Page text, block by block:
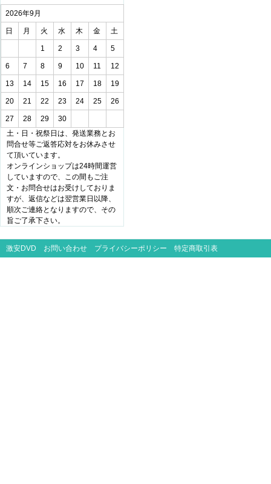
2026年9月
日 月 火 水 木 金 土
1 2 3 4 5
6 7 8 9 10 11 12
13 14 15 16 17 18 19
20 21 22 23 24 25 26
27 28 29
30
土・日・祝祭日は、発送業務とお
問合せ等ご返答応対をお休みさせ
て頂いています。
オンラインショップは24時間運営
していますので、この間もご注
文・お問合せはお受けしておりま
すが、返信などは翌営業日以降、
順次ご連絡となりますので、その
旨ご了承下さい。
激安DVD お問い合わせ プライバシーポリシー 特定商取引表